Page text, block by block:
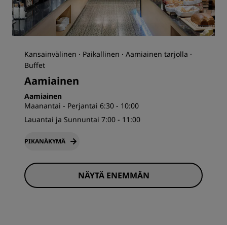
Kansainvälinen · Paikallinen · Aamiainen tarjolla ·
Buffet
Aamiainen
Aamiainen
Maanantai - Perjantai 6:30 - 10:00
Lauantai ja Sunnuntai 7:00 - 11:00
PIKANÄKYMÄ
NÄYTÄ ENEMMÄN